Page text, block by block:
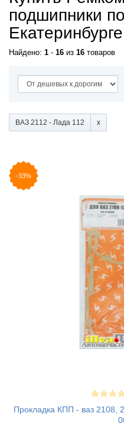
подшипники
Екатеринбурге
Найдено: 1 - 16 из 16 товаров
ВАЗ 2112 - Лада 112
-33%
Прокладка КПП - ваз 2108,